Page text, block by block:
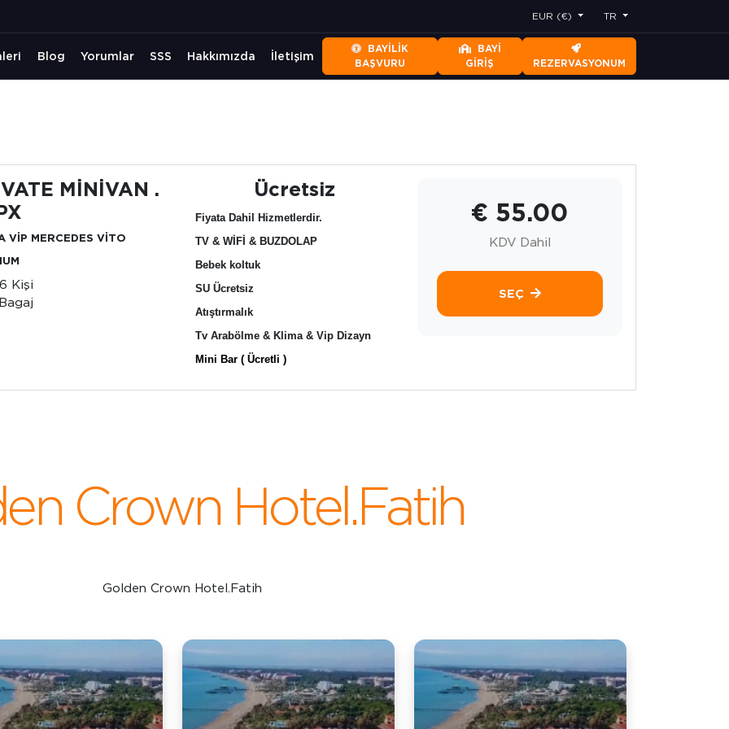
EUR (€) TR
Blog Yorumlar SSS Hakkımızda İletişim
BAYILIK
BAŞVURU
BAYI
GIRIŞ
REZERVASYONUM
MİNİVAN .
VİP MERCEDES VİTO
Kişi
Ücretsiz
Fiyata Dahil Hizmetlerdir.
TV & WİFİ & BUZDOLAP
Bebek koltuk
SU Ücretsiz
Atıştırmalık
Tv Arabölme & Klima & Vip Dizayn
Mini Bar ( Ücretli )
€ 55.00
KDV Dahil
SEÇ
Crown Hotel.Fatih
Golden Crown Hotel.Fatih